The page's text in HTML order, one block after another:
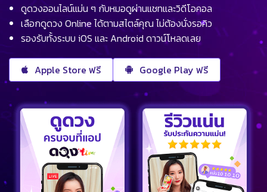
ดูดวงออนไลน์แม่น ๆ กับหมอดูผ่านแชทและวิดีโอคอล
เลือกดูดวง Online ได้ตามสไตล์คุณ ไม่ต้องนั่งรอคิว
รองรับทั้งระบบ iOS และ Android ดาวน์โหลดเลย
Apple Store ฟรี Google Play ฟรี